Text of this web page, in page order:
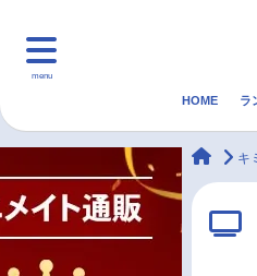
menu
マンガ・ラノベ
HOME ラ
キ